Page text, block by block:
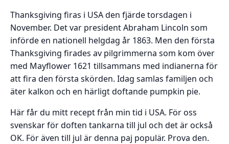
Thanksgiving firas i USA den fjärde torsdagen i
November. Det var president Abraham Lincoln som
införde en nationell helgdag år 1863. Men den första
Thanksgiving firades av pilgrimmerna som kom över
med Mayflower 1621 tillsammans med indianerna för
att fira den första skörden. Idag samlas familjen och
äter kalkon och en härligt doftande pumpkin pie.
Här får du mitt recept från min tid i USA. För oss
svenskar för doften tankarna till jul och det är också
OK. För även till jul är denna paj populär. Prova den.